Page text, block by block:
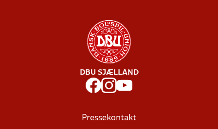
DBU SJÆLLAND
Pressekontakt